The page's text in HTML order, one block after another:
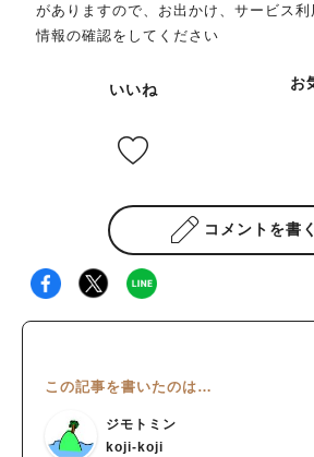
がありますので、お出かけ、サービス
情報の確認をしてください
いいね お
コメントを書く
この記事を書いたのは…
ジモトミン
koji-koji